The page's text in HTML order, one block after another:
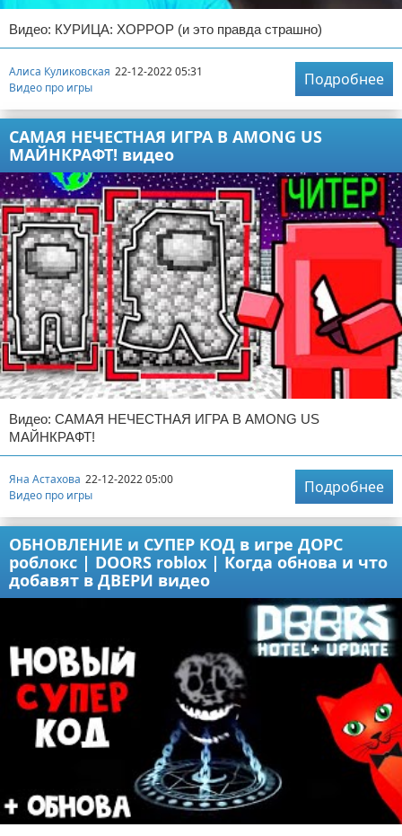
Видео: КУРИЦА: ХОРРОР (и это правда страшно)
Алиса Куликовская 22-12-2022 05:31
Видео про игры
Подробнее
САМАЯ НЕЧЕСТНАЯ ИГРА В AMONG US
МАЙНКРАФТ! видео
Видео: САМАЯ НЕЧЕСТНАЯ ИГРА В AMONG US
МАЙНКРАФТ!
Яна Астахова 22-12-2022 05:00
Видео про игры
Подробнее
ОБНОВЛЕНИЕ и СУПЕР КОД в игре ДОРС
роблокс | DOORS roblox | Когда обнова и что
добавят в ДВЕРИ видео